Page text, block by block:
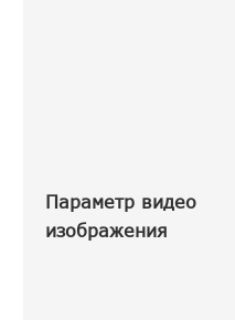
Параметр видео
изображения